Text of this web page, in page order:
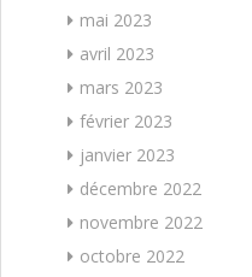
mai 2023
avril 2023
mars 2023
février 2023
janvier 2023
décembre 2022
novembre 2022
octobre 2022